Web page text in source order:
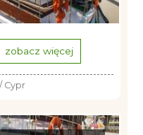
zobacz więcej
Cypr